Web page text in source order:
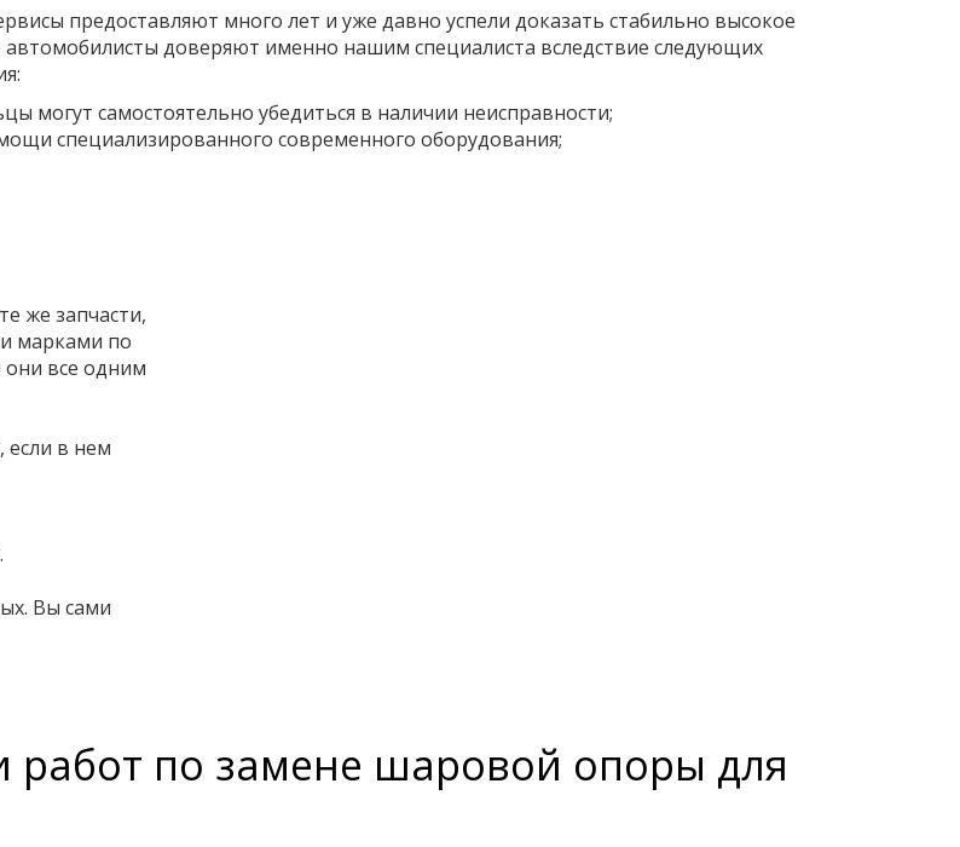
предоставляют много лет и уже давно успели доказать стабильно высокое
доверяют именно нашим специалиста вследствие следующих
могут самостоятельно убедиться в наличии неисправности;
специализированного современного оборудования;
же запчасти,
марками по
они все одним
если в нем
Вы сами
работ по замене шаровой опоры для